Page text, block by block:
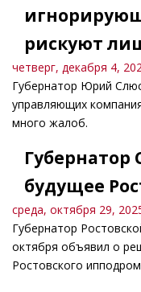
рискуют
четверг, декабря 4,
Губернатор Юрий
управляющих
много жалоб.
Губернатор
будущее
среда, октября 29,
Губернатор
октября объявил о
Ростовского